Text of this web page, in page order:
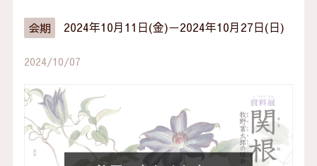
会期 2024年10月11日(金)－2024年10月27日(日)
2024/10/07